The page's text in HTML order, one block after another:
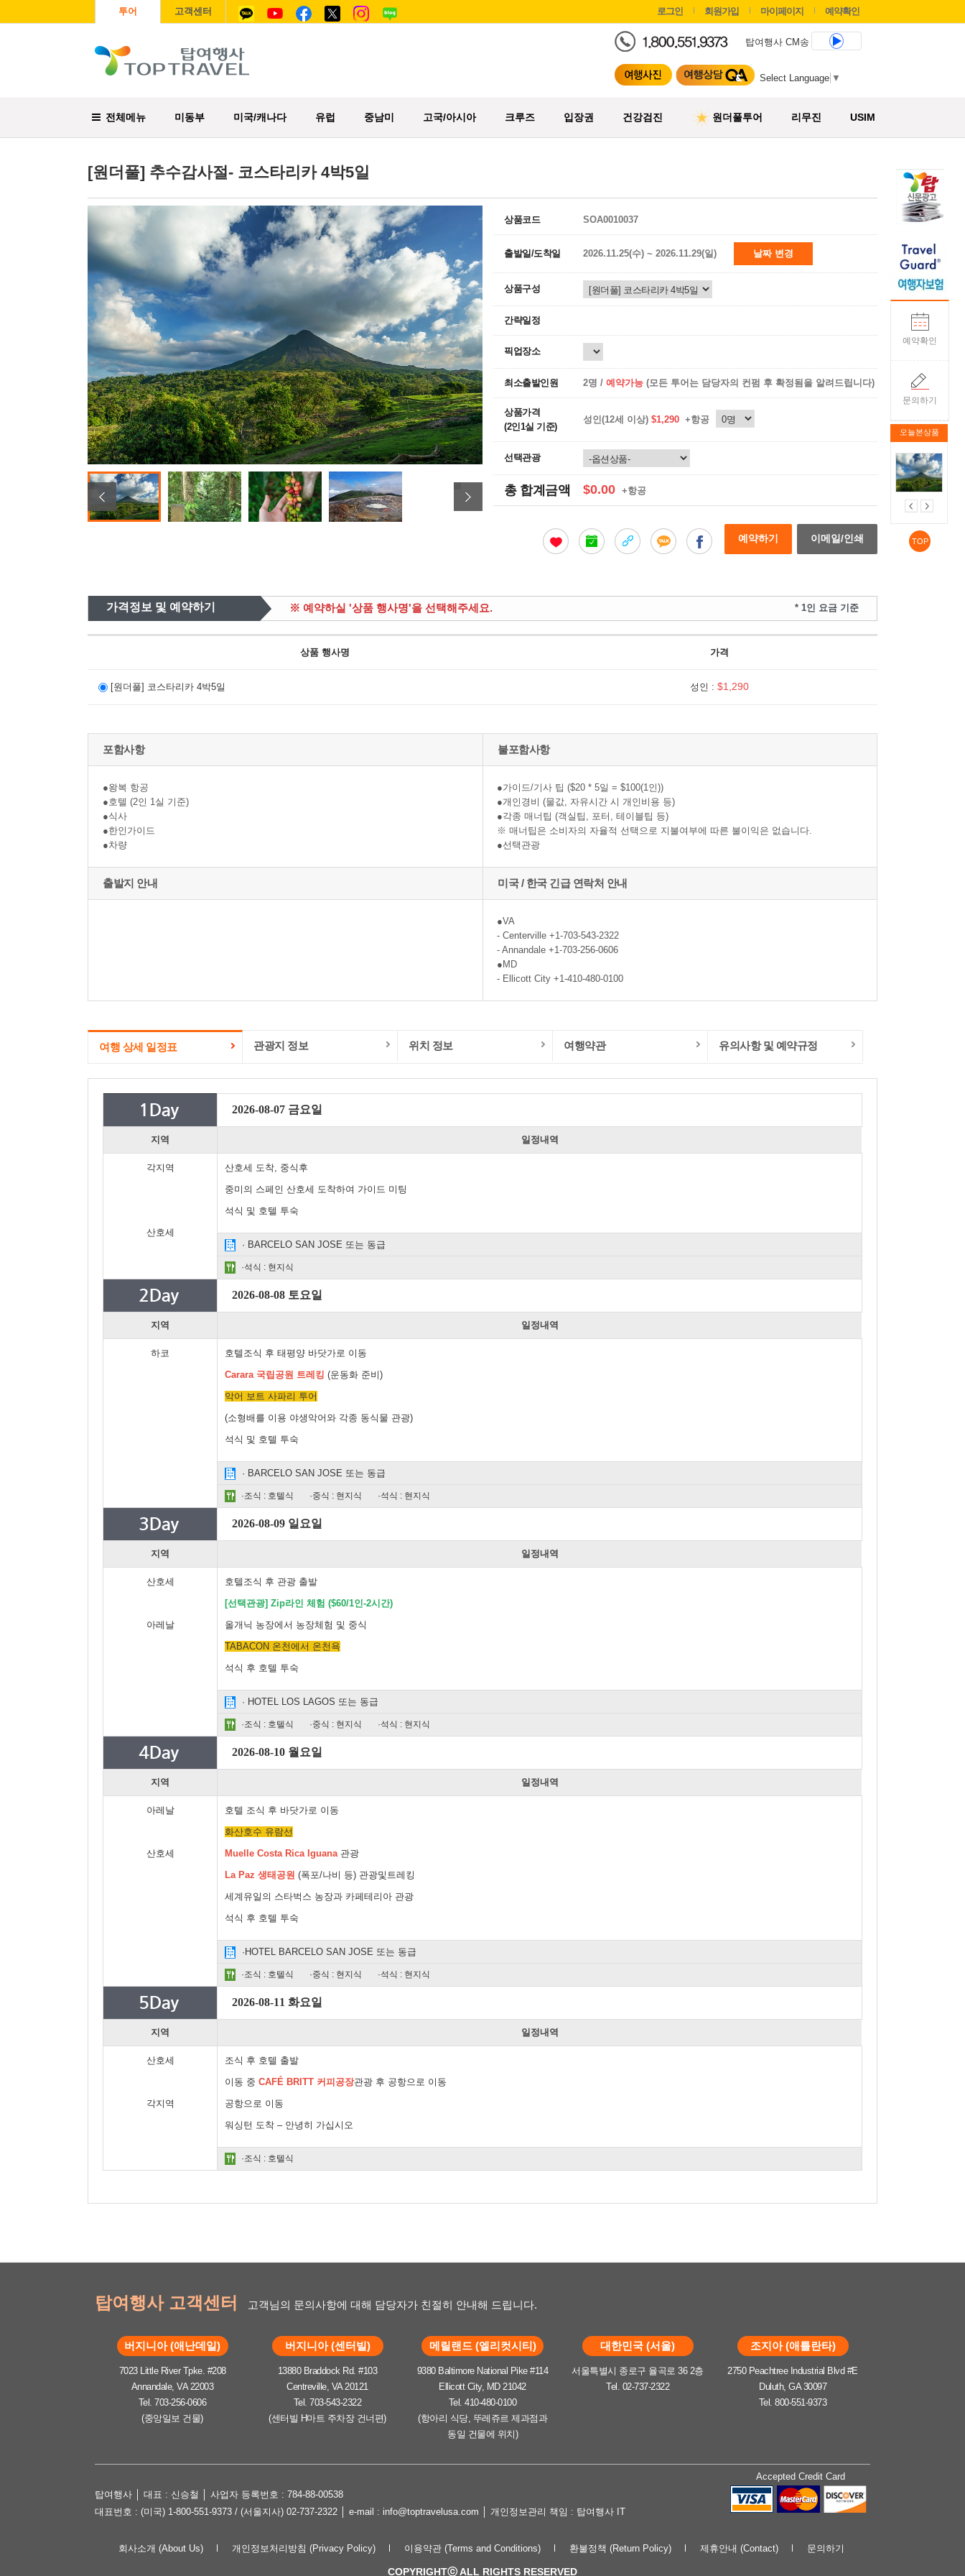
예약확인
문의하기
오늘본상품
TOP
투어 고객센터 로그인 회원가입 마이페이지 예약확인
탑여행사 CM송
Select Language ▼
전체메뉴 미동부 미국/캐나다 유럽 중남미 고국/아시아 크루즈 입장권 건강검진 원더풀투어 리무진 USIM
[원더풀] 추수감사절- 코스타리카 4박5일
상품코드 SOA0010037
출발일/도착일 2026.11.25(수) ~ 2026.11.29(일) 날짜 변경
상품구성
간략일정
픽업장소
최소출발인원 2명 / 예약가능 (모든 투어는 담당자의 컨펌 후 확정됨을 알려드립니다)
상품가격
(2인1실 기준)
성인(12세 이상) $1,290 +항공
선택관광
총 합계금액 $0.00 +항공
예약하기 이메일/인쇄
가격정보 및 예약하기 ※ 예약하실 '상품 행사명'을 선택해주세요. * 1인 요금 기준
상품 행사명 가격
[원더풀] 코스타리카 4박5일 성인 : $1,290
포함사항
●왕복 항공
●호텔 (2인 1실 기준)
●식사
●한인가이드
●차량
불포함사항
●가이드/기사 팁 ($20 * 5일 = $100(1인))
●개인경비 (물값, 자유시간 시 개인비용 등)
●각종 매너팁 (객실팁, 포터, 테이블팁 등)
※ 매너팁은 소비자의 자율적 선택으로 지불여부에 따른 불이익은 없습니다.
●선택관광
출발지 안내 미국 / 한국 긴급 연락처 안내
●VA
- Centerville +1-703-543-2322
- Annandale +1-703-256-0606
●MD
- Ellicott City +1-410-480-0100
여행 상세 일정표 관광지 정보 위치 정보 여행약관 유의사항 및 예약규정
2026-08-07 금요일
지역 일정내역
각지역
산호세
산호세 도착, 중식후
중미의 스페인 산호세 도착하여 가이드 미팅
석식 및 호텔 투숙
· BARCELO SAN JOSE 또는 동급
·석식 : 현지식
2026-08-08 토요일
지역 일정내역
하코
호텔조식 후 태평양 바닷가로 이동
Carara 국립공원 트레킹 (운동화 준비)
악어 보트 사파리 투어
(소형배를 이용 야생악어와 각종 동식물 관광)
석식 및 호텔 투숙
· BARCELO SAN JOSE 또는 동급
·조식 : 호텔식 ·중식 : 현지식 ·석식 : 현지식
2026-08-09 일요일
지역 일정내역
산호세
아레날
호텔조식 후 관광 출발
[선택관광] Zip라인 체험 ($60/1인-2시간)
올개닉 농장에서 농장체험 및 중식
TABACON 온천에서 온천욕
석식 후 호텔 투숙
· HOTEL LOS LAGOS 또는 동급
·조식 : 호텔식 ·중식 : 현지식 ·석식 : 현지식
2026-08-10 월요일
지역 일정내역
아레날
산호세
호텔 조식 후 바닷가로 이동
화산호수 유람선
Muelle Costa Rica Iguana관광
La Paz 생태공원 (폭포/나비 등) 관광및트레킹
세계유일의 스타벅스 농장과 카페테리아 관광
석식 후 호텔 투숙
·HOTEL BARCELO SAN JOSE 또는 동급
·조식 : 호텔식 ·중식 : 현지식 ·석식 : 현지식
2026-08-11 화요일
지역 일정내역
산호세
각지역
조식 후 호텔 출발
이동 중 CAFÉ BRITT 커피공장관광 후 공항으로 이동
공항으로 이동
워싱턴 도착 – 안녕히 가십시오
·조식 : 호텔식
탑여행사 고객센터 고객님의 문의사항에 대해 담당자가 친절히 안내해 드립니다.
버지니아 (애난데일)
7023 Little River Tpke. #208
Annandale, VA 22003
Tel. 703-256-0606
(중앙일보 건물)
버지니아 (센터빌)
13880 Braddock Rd. #103
Centreville, VA 20121
Tel. 703-543-2322
(센터빌 H마트 주차장 건너편)
메릴랜드 (엘리컷시티)
9380 Baltimore National Pike #114
Ellicott City, MD 21042
Tel. 410-480-0100
(항아리 식당, 뚜레쥬르 제과점과
동일 건물에 위치)
대한민국 (서울)
서울특별시 종로구 율곡로 36 2층
Tel. 02-737-2322
조지아 (애틀란타)
2750 Peachtree Industrial Blvd #E
Duluth, GA 30097
Tel. 800-551-9373
Accepted Credit Card
탑여행사 │ 대표 : 신승철 │ 사업자 등록번호 : 784-88-00538
대표번호 : (미국) 1-800-551-9373 / (서울지사) 02-737-2322 │ e-mail : info@toptravelusa.com │ 개인정보관리 책임 : 탑여행사 IT
회사소개 (About Us) 개인정보처리방침 (Privacy Policy) 이용약관 (Terms and Conditions) 환불정책 (Return Policy) 제휴안내 (Contact) 문의하기
COPYRIGHTⓒ ALL RIGHTS RESERVED